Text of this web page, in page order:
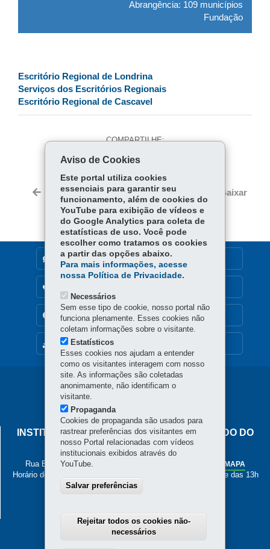
Abrangência: 109 municípios
Fundação
Escritório Regional de Londrina
Serviços dos Escritórios Regionais
Escritório Regional de Cascavel
COMPARTILHE:
Fa
ce
bo
ok
Tw
itt
er
Ap
p
Voltar Início Imprimir Baixar
MAPA DO SITE
DENUNCIE CORRUPÇÃO
TRANSPARÊNCIA INSTITUCIONAL
Navegação
principal
INSTITUTO DE PESOS E MEDIDAS DO ESTADO DO
PARANÁ
Rua Estados Unidos, 135 - Bacacheri MAPA
Horário de Atendimento: de segunda a sexta, das 8h às 12h e das 13h
às 17h
Aviso de Cookies
Este portal utiliza cookies
essenciais para garantir seu
funcionamento, além de cookies do
YouTube para exibição de vídeos e
do Google Analytics para coleta de
estatísticas de uso. Você pode
escolher como tratamos os cookies
a partir das opções abaixo.
Para mais informações, acesse
nossa Política de Privacidade.
Necessários
Sem esse tipo de cookie, nosso portal não
funciona plenamente. Esses cookies não
coletam informações sobre o visitante.
Estatísticos
Esses cookies nos ajudam a entender
como os visitantes interagem com nosso
site. As informações são coletadas
anonimamente, não identificam o
visitante.
Propaganda
Cookies de propaganda são usados para
rastrear preferências dos visitantes em
nosso Portal relacionadas com vídeos
institucionais exibidos através do
YouTube.
Salvar preferências
Rejeitar todos os cookies não-
necessários